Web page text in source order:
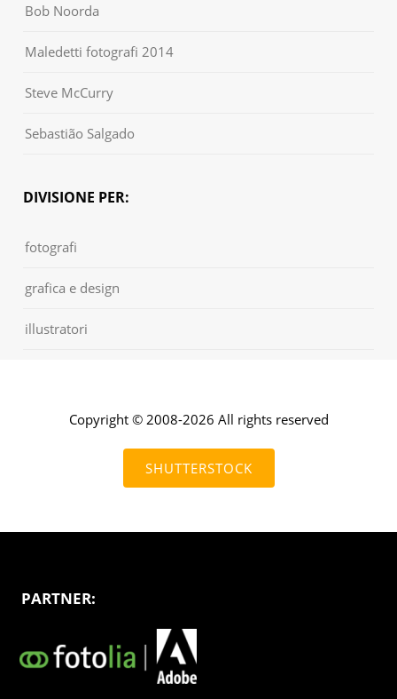
Bob Noorda
Maledetti fotografi 2014
Steve McCurry
Sebastião Salgado
DIVISIONE PER:
fotografi
grafica e design
illustratori
Copyright © 2008-2026 All rights reserved
SHUTTERSTOCK
PARTNER: